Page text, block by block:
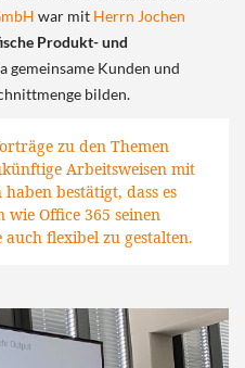
war mit Herrn Jochen
Produkt- und
gemeinsame Kunden und
bilden.
zu den Themen
Arbeitsweisen mit
bestätigt, dass es
Office 365 seinen
flexibel zu gestalten.